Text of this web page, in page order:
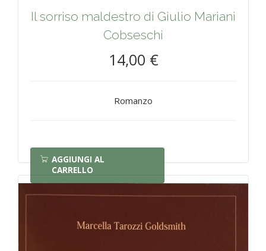
Il sorriso maldestro di Giulio Mariani
Cobseschi
14,00 €
Romanzo
AGGIUNGI AL
CARRELLO